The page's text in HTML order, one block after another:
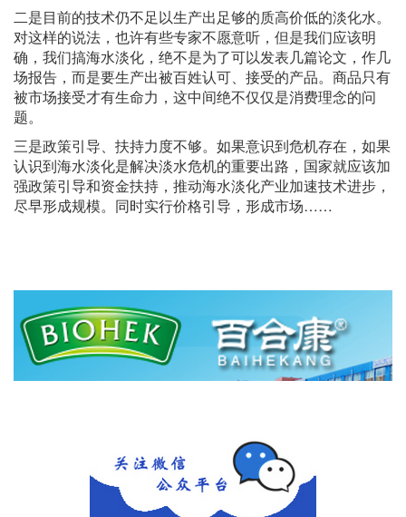
二是目前的技术仍不足以生产出足够的质高价低的淡化水。
对这样的说法，也许有些专家不愿意听，但是我们应该明
确，我们搞海水淡化，绝不是为了可以发表几篇论文，作几
场报告，而是要生产出被百姓认可、接受的产品。商品只有
被市场接受才有生命力，这中间绝不仅仅是消费理念的问
题。
三是政策引导、扶持力度不够。如果意识到危机存在，如果
认识到海水淡化是解决淡水危机的重要出路，国家就应该加
强政策引导和资金扶持，推动海水淡化产业加速技术进步，
尽早形成规模。同时实行价格引导，形成市场……